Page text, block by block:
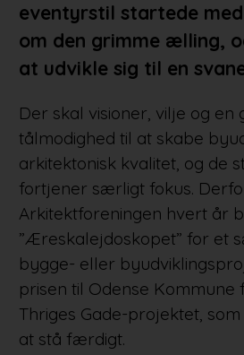
eventyrstil startede
om den grimme ælling,
at udvikle sig til en
Der skal visioner, vilje og en
tålmodighed til at skabe
arkitektonisk kvalitet, og de
fortjener særligt fokus.
Arkitektforeningen hvert år
”Æreskalejdoskopet” for et
bygge- eller
prisen til Odense Kommune
Thriges Gade-projektet,
at stå færdigt.